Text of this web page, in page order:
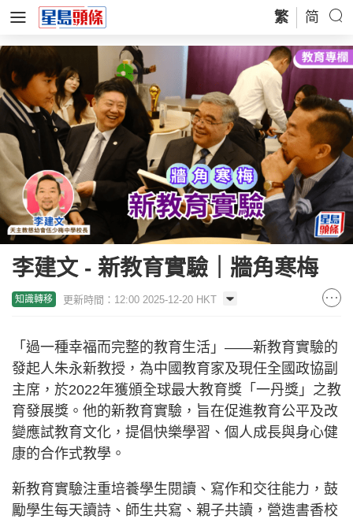
繁 简
李建文 - 新教育實驗｜牆角寒梅
知識轉移 更新時間：12:00 2025-12-20 HKT
「過一種幸福而完整的教育生活」——新教育實驗的
發起人朱永新教授，為中國教育家及現任全國政協副
主席，於2022年獲頒全球最大教育獎「一丹獎」之教
育發展獎。他的新教育實驗，旨在促進教育公平及改
變應試教育文化，提倡快樂學習、個人成長與身心健
康的合作式教學。
新教育實驗注重培養學生閱讀、寫作和交往能力，鼓
勵學生每天讀詩、師生共寫、親子共讀，營造書香校